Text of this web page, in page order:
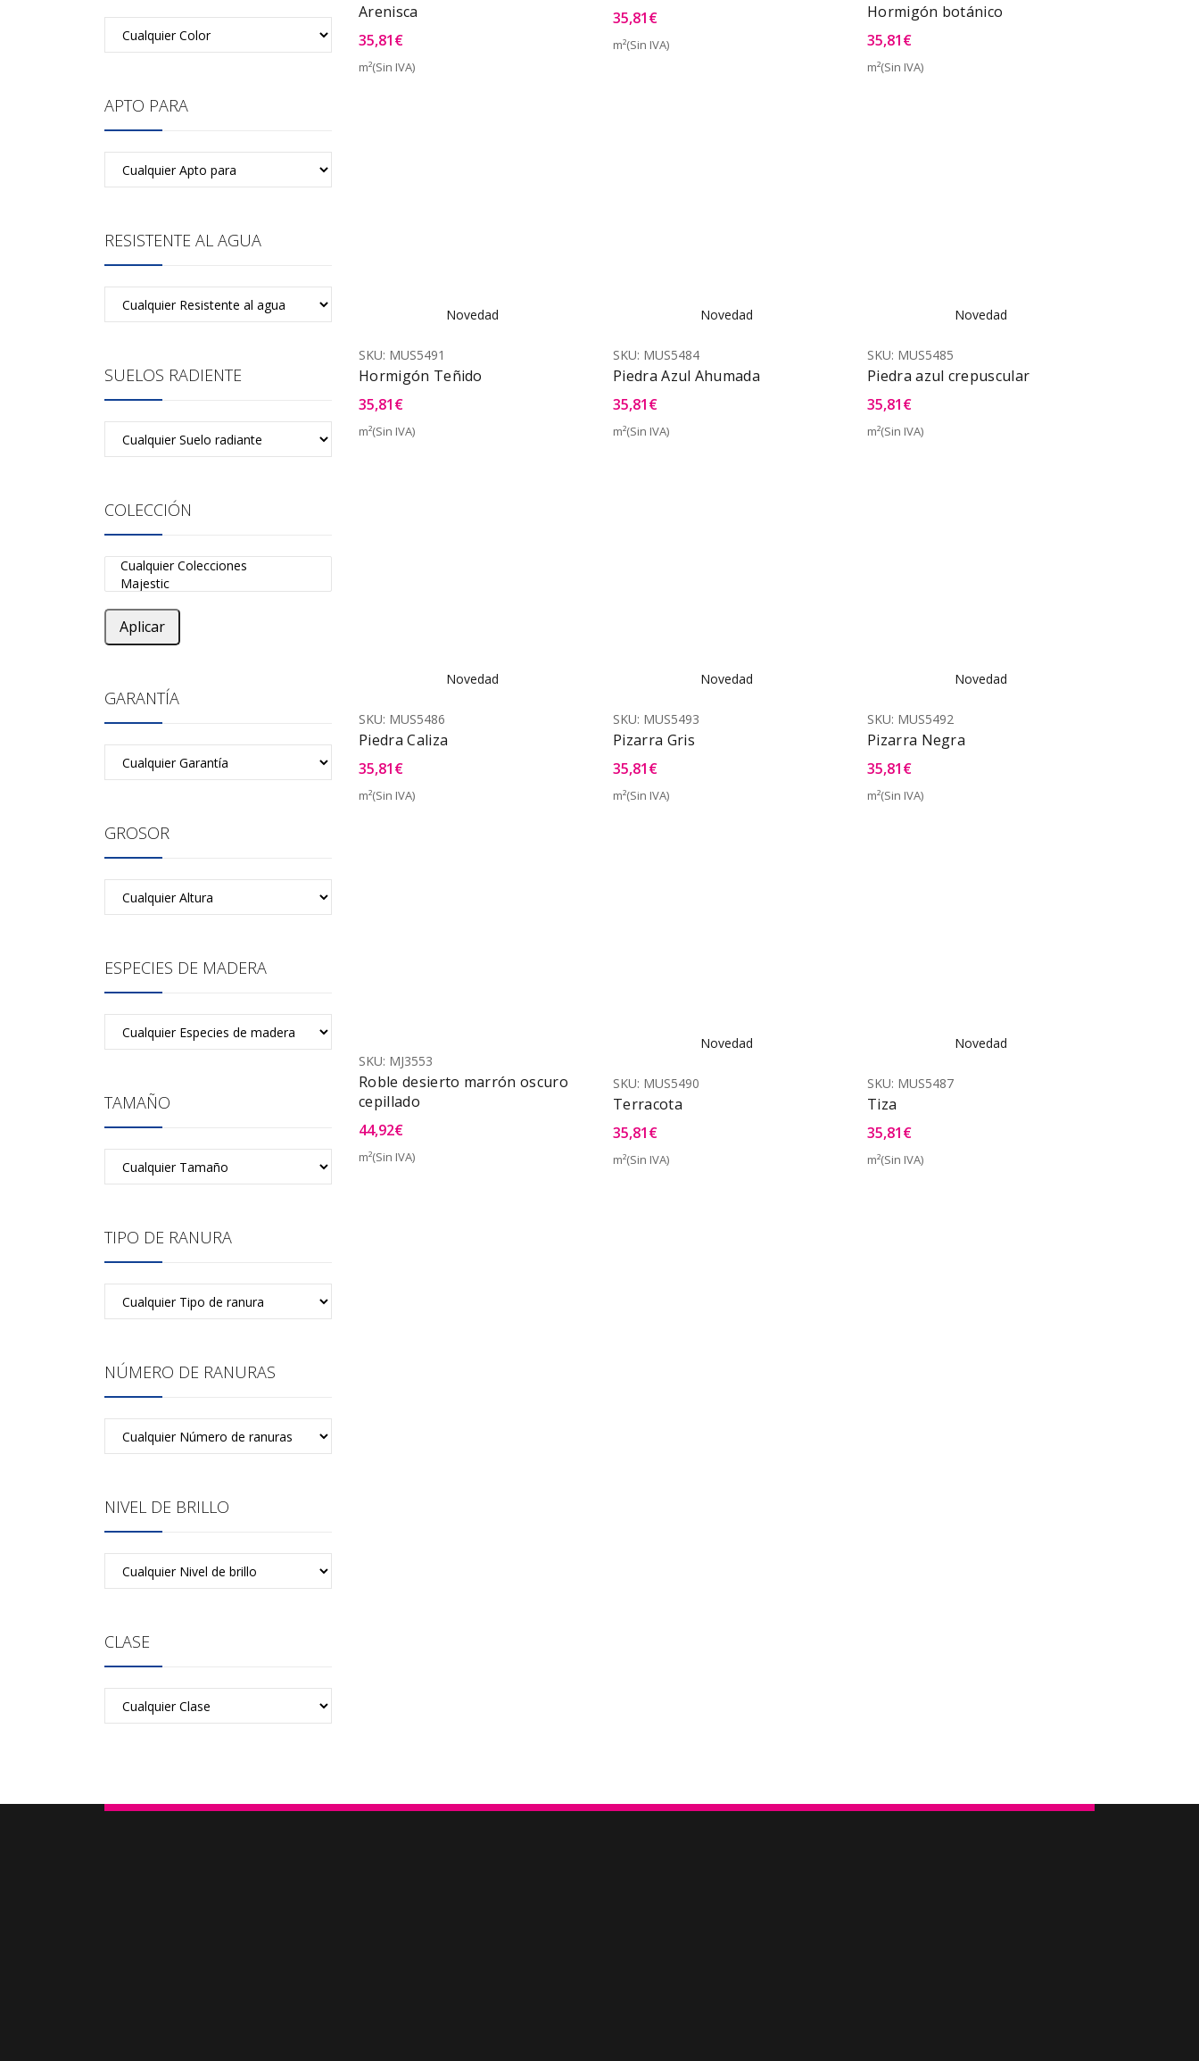
Arenisca
35,81€
m²(Sin IVA)
35,81€
m²(Sin IVA)
Hormigón botánico
35,81€
m²(Sin IVA)
Novedad
SKU: MUS5491
Hormigón Teñido
35,81€
m²(Sin IVA)
Novedad
SKU: MUS5484
Piedra Azul Ahumada
35,81€
m²(Sin IVA)
Novedad
SKU: MUS5485
Piedra azul crepuscular
35,81€
m²(Sin IVA)
Novedad
SKU: MUS5486
Piedra Caliza
35,81€
m²(Sin IVA)
Novedad
SKU: MUS5493
Pizarra Gris
35,81€
m²(Sin IVA)
Novedad
SKU: MUS5492
Pizarra Negra
35,81€
m²(Sin IVA)
SKU: MJ3553
Roble desierto marrón oscuro
cepillado
44,92€
m²(Sin IVA)
Novedad
SKU: MUS5490
Terracota
35,81€
m²(Sin IVA)
Novedad
SKU: MUS5487
Tiza
35,81€
m²(Sin IVA)
APTO PARA
RESISTENTE AL AGUA
SUELOS RADIENTE
COLECCIÓN
Aplicar
GARANTÍA
GROSOR
ESPECIES DE MADERA
TAMAÑO
TIPO DE RANURA
NÚMERO DE RANURAS
NIVEL DE BRILLO
CLASE